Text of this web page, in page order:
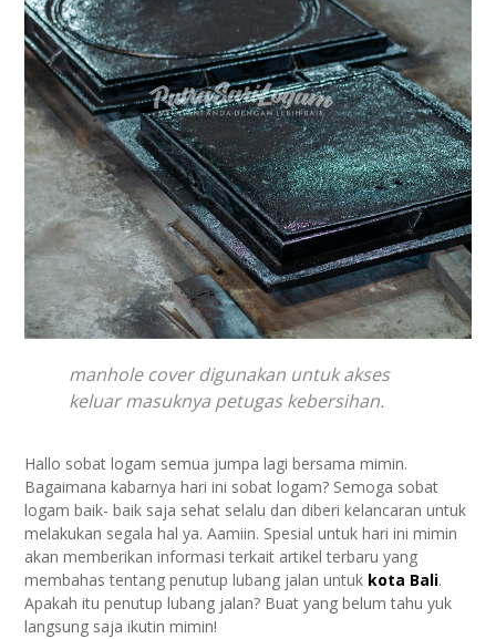
manhole cover digunakan untuk akses
keluar masuknya petugas kebersihan.
Hallo sobat logam semua jumpa lagi bersama mimin.
Bagaimana kabarnya hari ini sobat logam? Semoga sobat
logam baik- baik saja sehat selalu dan diberi kelancaran untuk
melakukan segala hal ya. Aamiin. Spesial untuk hari ini mimin
akan memberikan informasi terkait artikel terbaru yang
membahas tentang penutup lubang jalan untuk kota Bali.
Apakah itu penutup lubang jalan? Buat yang belum tahu yuk
langsung saja ikutin mimin!